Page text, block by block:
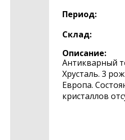
Период:
Склад:
Описание:
Антикварный
Хрусталь. 3
Европа.
кристаллов